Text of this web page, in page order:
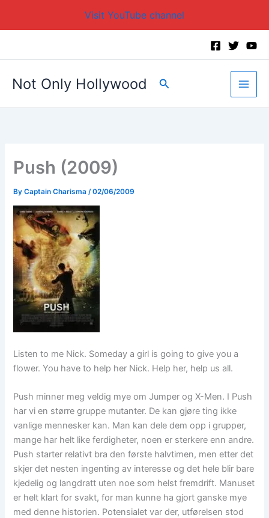
Visit YouTube channel
Not Only Hollywood Search
Push (2009)
ByCaptain Charisma /02/06/2009
Listen to me Nick. Someday a girl is going to give you a
flower. You have to help her Nick. Help her, help us all.
Push minner meg veldig mye om Jumper og X-Men. I Push
har vi en større gruppe mutanter. De kan gjøre ting ikke
vanlige mennesker kan. Man kan dele dem opp i grupper,
mange har helt like ferdigheter, noen er sterkere enn andre.
Push starter relativt bra den første halvtimen, men etter det
skjer det nesten ingenting av interesse og det hele blir bare
kjedelig og langdratt uten noe som helst fremdrift. Manuset
er helt klart for svakt, for man kunne ha gjort ganske mye
med denne historien. Potensialet var der, utførelsen stod